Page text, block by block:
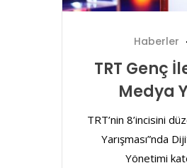
Haberler
TRT Genç
Medya
TRT’nin 8’incisini
Yarışması”nda
Yönetimi